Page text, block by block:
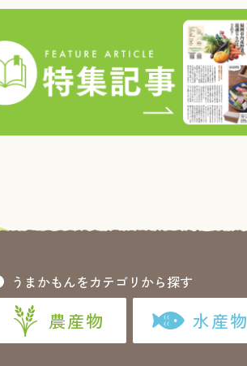
うまかもんをカテゴリから探す
農産物 水産物